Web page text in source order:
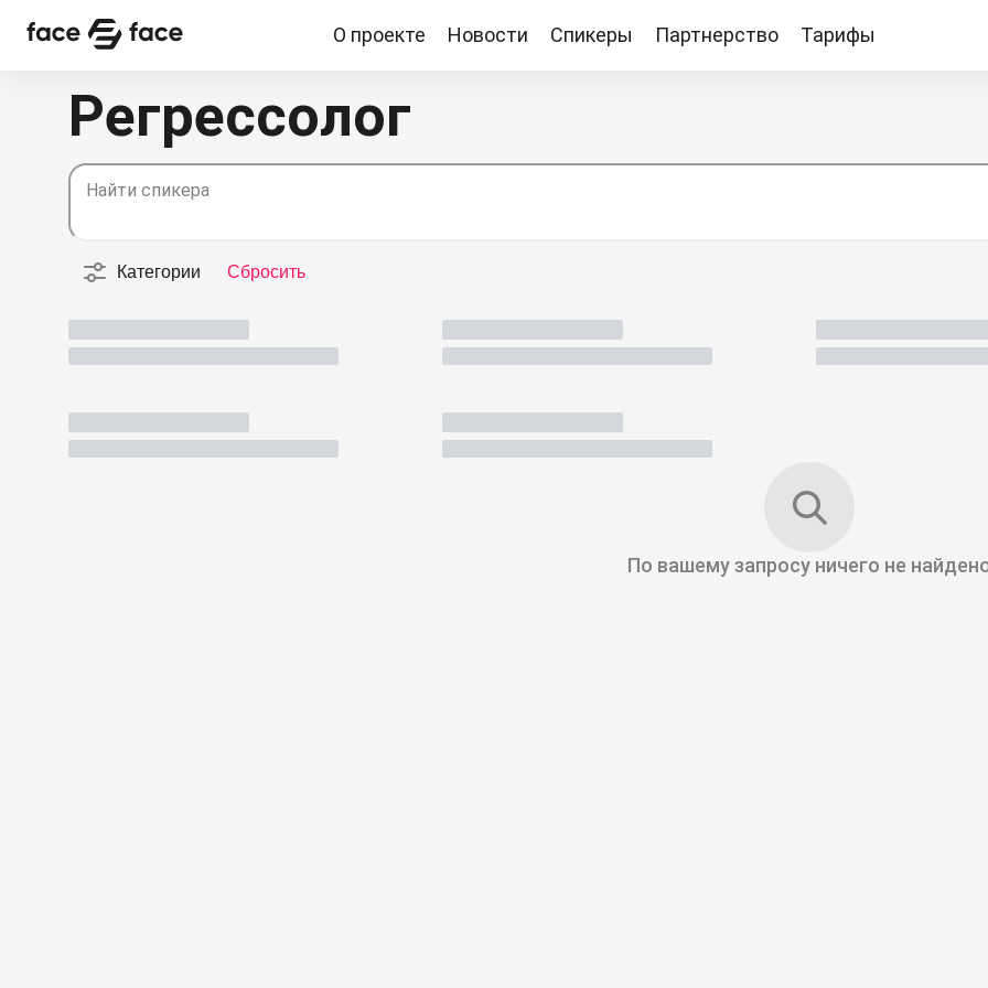
О проекте Новости Спикеры Партнерство Тарифы
О проекте
Регрессолог
Найти спикера
Категории Сбросить
По вашему запросу ничего не